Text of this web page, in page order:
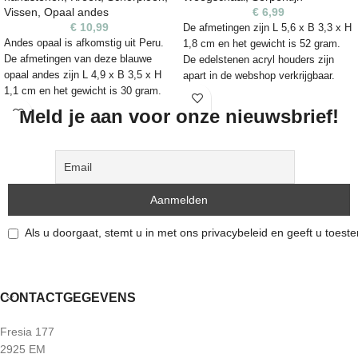
door lichtinval of de instellingen van
je beeldscherm.
door lichtinval of de instellingen van
je beeldscherm.
Vissen Opaal andes
€ 10,99
Andes opaal is afkomstig uit Peru.
De afmetingen van deze blauwe
opaal andes zijn L 4,9 x B 3,5 x H
1,1 cm en het gewicht is 30 gram.
De edelstenen acryl houders zijn
apart in de webshop verkrijgbaar.
edelstenen.nl/product-
category/vorm/accessoires/
Elke steen heeft een unieke vorm,
kleur en kunnen daarom
ziet, is ook de steen die je ontvangt.
€ 6,99
De afmetingen zijn L 5,6 x B 3,3 x H
1,8 cm en het gewicht is 52 gram.
De edelstenen acryl houders zijn
apart in de webshop verkrijgbaar.
Advies maat is maat
https://kleurrijke-
edelstenen.nl/product-
kleur en kunnen daarom
oneffenheden bevatten. Het is een
natuurproduct en zijn niet 100%
egaal. De edelsteen die je op de foto
Meld je aan voor onze nieuwsbrief!
Als u doorgaat, stemt u in met ons privacybeleid en geeft u
CONTACTGEGEVENS
Fresia 177
2925 EM